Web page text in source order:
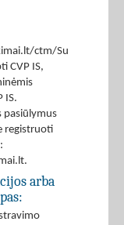
ctm/Supplier/
CVP IS,
IS.
pasiūlymus
registruoti
arba